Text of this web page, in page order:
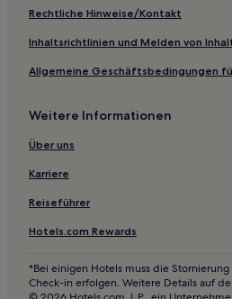
Gasthöfe in Langsett Reservoir
Gasthäuser in North West England
B&B in Crosby Beach
Hostels in Crosby Beach
B&B in Buxton
Gasthäuser in Crewe
Gasthäuser in Liverpool
B&B in Liverpool
Aparthotels in Liverpool
Rechtliche Hinweise/Kontakt
Inhaltsrichtlinien und Melden von
Allgemeine Geschäftsbedingungen
Weitere Informationen
Über uns
Karriere
Reiseführer
Hotels.com Rewards
*Bei einigen Hotels muss die
Check-in erfolgen. Weitere Details auf